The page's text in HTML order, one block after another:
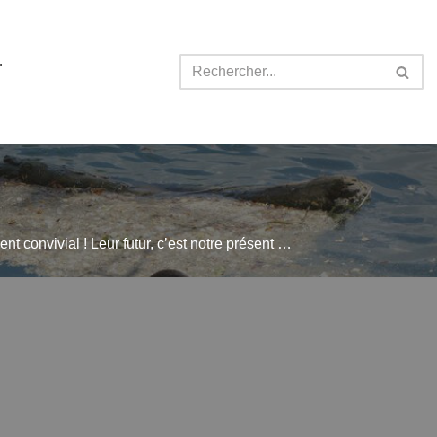
convivial ! Leur futur, c’est notre présent …